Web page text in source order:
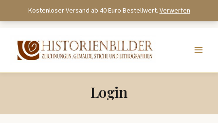
Kostenloser Versand ab 40 Euro Bestellwert.Verwerfen
springen
Login